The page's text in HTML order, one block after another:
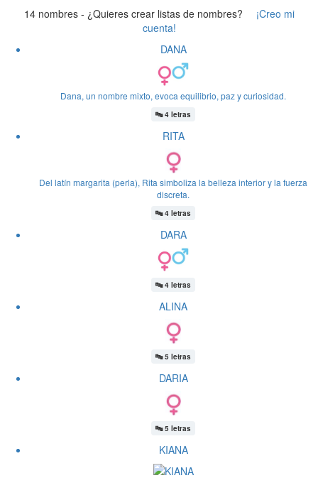
14 nombres - ¿Quieres crear listas de nombres?
¡Creo mi
cuenta!
DANA
Dana, un nombre mixto, evoca equilibrio, paz y curiosidad.
🔤4 letras
RITA
Del latín margarita (perla), Rita simboliza la belleza interior y la fuerza
discreta.
🔤4 letras
DARA
🔤4 letras
ALINA
🔤5 letras
DARIA
🔤5 letras
KIANA